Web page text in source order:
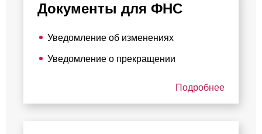
Документы для ФНС
Уведомление об изменениях
Уведомление о прекращении
Подробнее